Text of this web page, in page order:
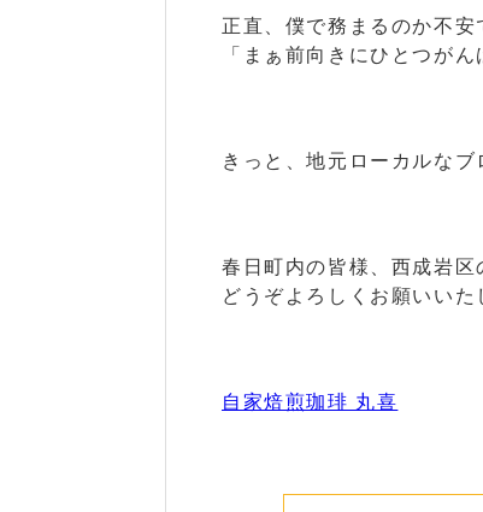
正直、僕で務まるのか不安
「まぁ前向きにひとつが
きっと、地元ローカルなブ
春日町内の皆様、西成岩区
どうぞよろしくお願いいた
自家焙煎珈琲 丸喜